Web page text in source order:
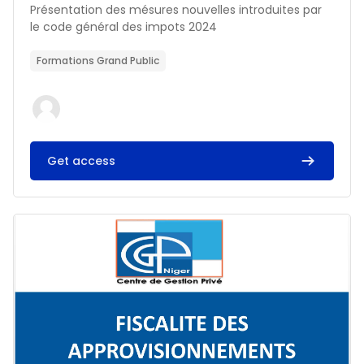
Résumé du cours :
Présentation des mésures nouvelles introduites par
le code général des impots 2024
Formations Grand Public
Get access
Image du cours FISCALITE DES APPROVISIONNEMENTS